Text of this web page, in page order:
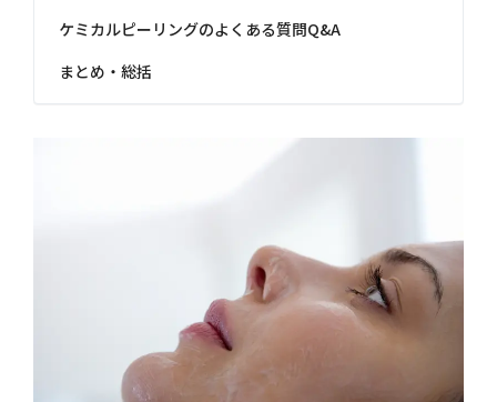
ケミカルピーリングのよくある質問Q&A
まとめ・総括